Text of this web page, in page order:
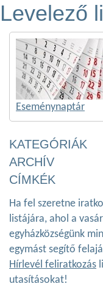
Levelező
Eseménynaptár
KATEGÓRIÁK
ARCHÍV
CÍMKÉK
Ha fel szeretne
listájára, ahol a
egyházközségünk
egymást segítő
Hírlevél feliratkozás
utasításokat!